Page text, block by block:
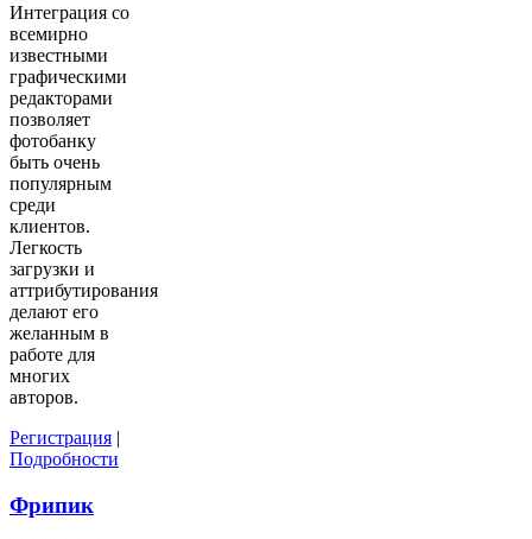
Интеграция со
всемирно
известными
графическими
редакторами
позволяет
фотобанку
быть очень
популярным
среди
клиентов.
Легкость
загрузки и
аттрибутирования
делают его
желанным в
работе для
многих
авторов.
Регистрация |
Подробности
Фрипик